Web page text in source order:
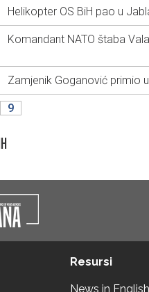
Helikopter OS BiH pao u
Komandant NATO štaba
Zamjenik Goganović primio
9
Resursi
News in English